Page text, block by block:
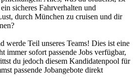
sicheres Fahrverhalten und
durch München zu cruisen und dir
werde Teil unseres Teams! Dies ist eine
immer sofort passende Jobs verfügbar,
du jedoch diesem Kandidatenpool für
passende Jobangebote direkt